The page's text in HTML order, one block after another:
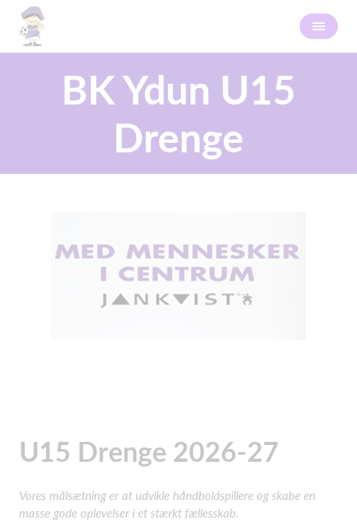
BK Ydun U15
Drenge
U15 Drenge 2026-27
Vores målsætning er at udvikle håndboldspillere og skabe en
masse gode oplevelser i et stærkt fællesskab.